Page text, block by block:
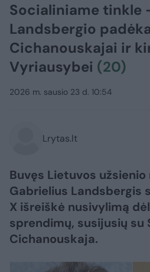
Socialiniame tinkle
Landsbergio
Cichanouskajai ir
Vyriausybei (20)
2026 m. sausio 23 d. 10:54
Lrytas.lt
Buvęs Lietuvos
Gabrielius Landsbergis
X išreiškė nusivylimą
sprendimų, susijusių su
Cichanouskaja.